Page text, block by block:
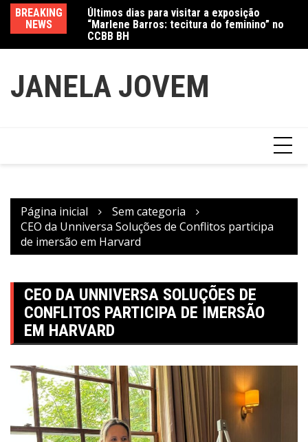
conteúdo
BREAKING
NEWS
Últimos dias para visitar a exposição
“Marlene Barros: tecitura do feminino” no
CCBB BH
Amanda Mangili transforma beleza e
inclusão em conexão real nas redes
JANELA JOVEM
Página inicial
Sem categoria
CEO da Unniversa Soluções de Conflitos participa
de imersão em Harvard
CEO DA UNNIVERSA SOLUÇÕES DE
CONFLITOS PARTICIPA DE IMERSÃO
EM HARVARD